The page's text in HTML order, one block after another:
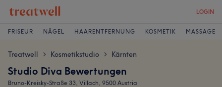
LOGIN
FRISEUR NÄGEL HAARENTFERNUNG KOSMETIK MASSAGE
Treatwell > Kosmetikstudio > Kärnten
Studio Diva Bewertungen
Bruno-Kreisky-Straße 33, Villach, 9500 Austria